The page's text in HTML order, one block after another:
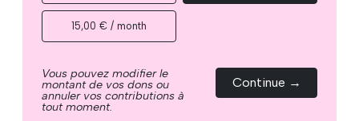
15,00 € / month
Vous pouvez modifier le
montant de vos dons ou
annuler vos contributions à
tout moment.
Continue →